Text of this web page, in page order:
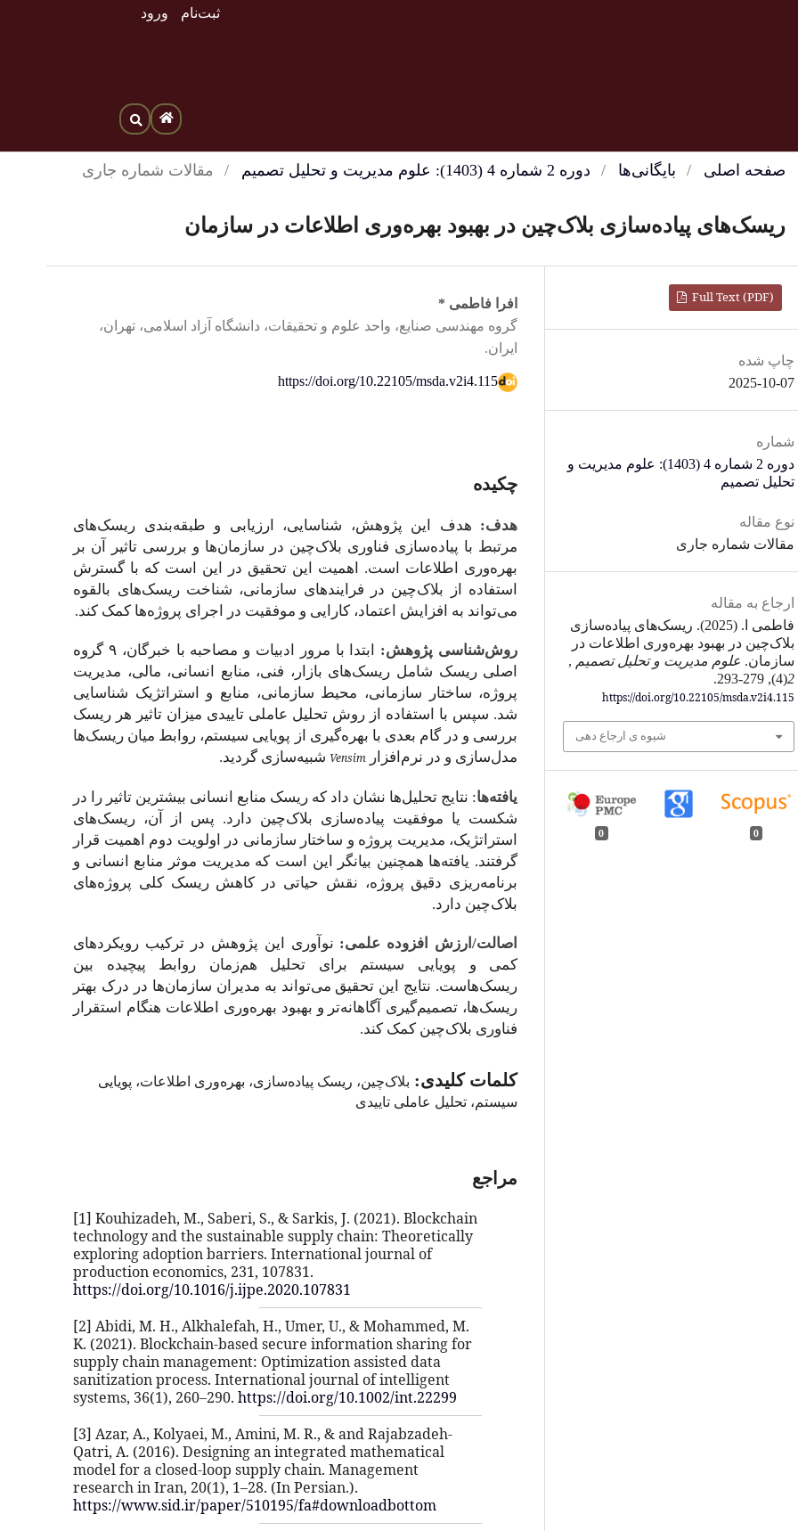
ثبت‌نام ورود
صفحه اصلی / بایگانی‌ها / دوره 2 شماره 4 (1403): علوم مدیریت و تحلیل تصمیم / مقالات شماره جاری
ریسک‌های پیاده‌سازی بلاک‌چین در بهبود بهره‌وری اطلاعات در سازمان
افرا فاطمی *
گروه مهندسی صنایع، واحد علوم و تحقیقات، دانشگاه آزاد اسلامی، تهران،
ایران.
https://doi.org/10.22105/msda.v2i4.115
چکیده
هدف: هدف این پژوهش، شناسایی، ارزیابی و طبقه‌بندی ریسک‌های
مرتبط با پیاده‌سازی فناوری بلاک‌چین در سازمان‌ها و بررسی تاثیر آن بر
بهره‌وری اطلاعات است. اهمیت این تحقیق در این است که با گسترش
استفاده از بلاک‌چین در فرایندهای سازمانی، شناخت ریسک‌های بالقوه
می‌تواند به افزایش اعتماد، کارایی و موفقیت در اجرای پروژه‌ها کمک کند.
روش‌شناسی پژوهش:
ابتدا با مرور ادبیات و مصاحبه با خبرگان، ۹ گروه
اصلی ریسک شامل ریسک‌های بازار، فنی، منابع انسانی، مالی، مدیریت
پروژه، ساختار سازمانی، محیط سازمانی، منابع و استراتژیک شناسایی
شد. سپس با استفاده از روش تحلیل عاملی تاییدی میزان تاثیر هر ریسک
بررسی و در گام بعدی با بهره‌گیری از پویایی سیستم، روابط میان ریسک‌ها
مدل‌سازی و در نرم‌افزار Vensim شبیه‌سازی گردید.
یافته‌ها: نتایج تحلیل‌ها نشان داد که ریسک منابع انسانی بیشترین تاثیر را در
شکست یا موفقیت پیاده‌سازی بلاک‌چین دارد. پس از آن، ریسک‌های
استراتژیک، مدیریت پروژه و ساختار سازمانی در اولویت دوم اهمیت قرار
گرفتند. یافته‌ها همچنین بیانگر این است که مدیریت موثر منابع انسانی و
برنامه‌ریزی دقیق پروژه، نقش حیاتی در کاهش ریسک کلی پروژه‌های
بلاک‌چین دارد.
اصالت/ارزش افزوده علمی: نوآوری این پژوهش در ترکیب رویکردهای
کمی و پویایی سیستم برای تحلیل هم‌زمان روابط پیچیده بین
ریسک‌هاست. نتایج این تحقیق می‌تواند به مدیران سازمان‌ها در درک بهتر
ریسک‌ها، تصمیم‌گیری آگاهانه‌تر و بهبود بهره‌وری اطلاعات هنگام استقرار
فناوری بلاک‌چین کمک کند.
کلمات کلیدی: بلاک‌چین، ریسک پیاده‌سازی، بهره‌وری اطلاعات، پویایی
سیستم، تحلیل عاملی تاییدی
مراجع
[1] Kouhizadeh, M., Saberi, S., & Sarkis, J. (2021). Blockchain
technology and the sustainable supply chain: Theoretically
exploring adoption barriers. International journal of
production economics, 231, 107831.
https://doi.org/10.1016/j.ijpe.2020.107831
[2] Abidi, M. H., Alkhalefah, H., Umer, U., & Mohammed, M.
K. (2021). Blockchain-based secure information sharing for
supply chain management: Optimization assisted data
sanitization process. International journal of intelligent
systems, 36(1), 260–290.https://doi.org/10.1002/int.22299
[3] Azar, A., Kolyaei, M., Amini, M. R., & and Rajabzadeh-
Qatri, A. (2016). Designing an integrated mathematical
model for a closed-loop supply chain. Management
research in Iran, 20(1), 1–28. (In Persian.).
https://www.sid.ir/paper/510195/fa#downloadbottom
Full Text (PDF)
چاپ شده
2025-10-07
شماره
دوره 2 شماره 4 (1403): علوم مدیریت و
تحلیل تصمیم
نوع مقاله
مقالات شماره جاری
ارجاع به مقاله
فاطمی ا. (2025). ریسک‌های پیاده‌سازی
بلاک‌چین در بهبود بهره‌وری اطلاعات در
سازمان. علوم مدیریت و تحلیل تصمیم ,
2
(4), 279-293.
https://doi.org/10.22105/msda.v2i4.115
شیوه ی ارجاع دهی
0
0